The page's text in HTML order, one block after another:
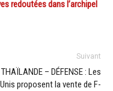
redoutées dans l’archipel
Suivant
THAÏLANDE – DÉFENSE : Les
proposent la vente de F-